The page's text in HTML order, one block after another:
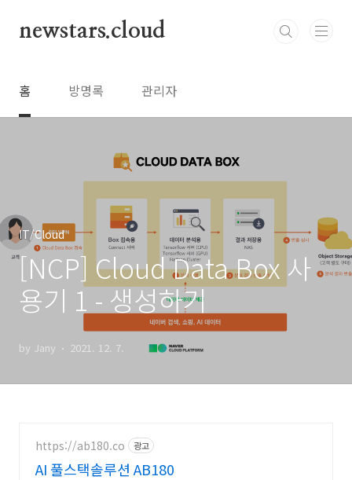
newstars.cloud
홈 방명록 관리자
IT/Cloud
[NCP] Cloud Data Box 사
용기 1 - 생성하기
by Jany 2021. 12. 7.
https://ab180.co 광고
AI 풀스택솔루션 AB180